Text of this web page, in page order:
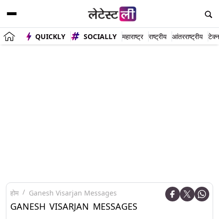
QUICKLY SOCIALLY महाराष्ट्र राष्ट्रीय आंतरराष्ट्रीय
होम Ganesh Visarjan Messages
GANESH VISARJAN MESSAGES